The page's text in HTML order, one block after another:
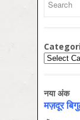
Categories
नया अंक
मज़दूर